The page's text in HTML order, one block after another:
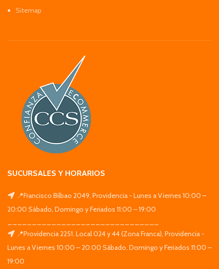
Sitemap
SUCURSALES Y HORARIOS
📍Francisco Bilbao 2049, Providencia - Lunes a Viernes 10:00 –
20:00 Sábado, Domingo y Feriados 11:00 – 19:00
📍Providencia 2251. Local 024 y 44 (Zona Franca), Providencia -
Lunes a Viernes 10:00 – 20:00 Sábado, Domingo y Feriados 11:00 –
19:00